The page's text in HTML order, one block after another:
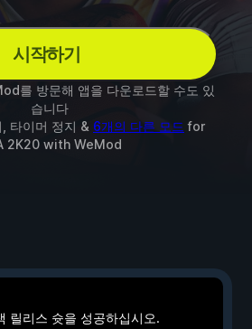
시작하기
를 방문해 앱을 다운로드할 수도 있
습니다
타이머 정지 & 6개의 다른 모드 for
2K20with WeMod
릴리스 슛을 성공하십시오.